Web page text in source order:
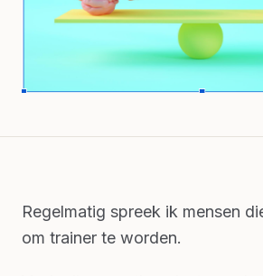
Regelmatig spreek ik mensen
om trainer te worden.